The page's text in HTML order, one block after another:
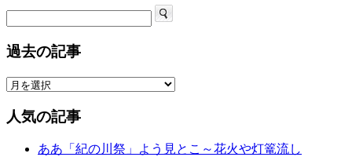
過去の記事
人気の記事
ああ「紀の川祭」よう見とこ～花火や灯篭流し